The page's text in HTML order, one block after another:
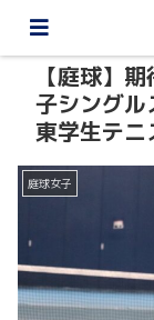
【庭球】
子シングル
東学生テ
庭球女子